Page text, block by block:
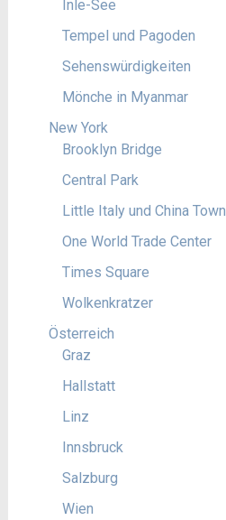
Inle-See
Tempel und Pagoden
Sehenswürdigkeiten
Mönche in Myanmar
New York
Brooklyn Bridge
Central Park
Little Italy und China Town
One World Trade Center
Times Square
Wolkenkratzer
Österreich
Graz
Hallstatt
Linz
Innsbruck
Salzburg
Wien